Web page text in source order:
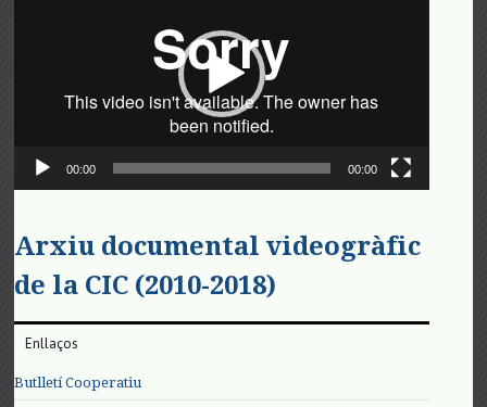
00:00 00:00
Arxiu documental videogràfic
de la CIC (2010-2018)
Enllaços
Butlletí Cooperatiu